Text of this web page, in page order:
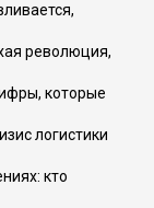
революция,
которые
логистики
кто